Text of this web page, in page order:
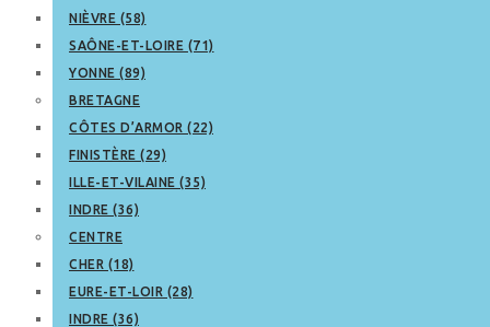
NIÈVRE (58)
SAÔNE-ET-LOIRE (71)
YONNE (89)
BRETAGNE
CÔTES D’ARMOR (22)
FINISTÈRE (29)
ILLE-ET-VILAINE (35)
INDRE (36)
CENTRE
CHER (18)
EURE-ET-LOIR (28)
INDRE (36)